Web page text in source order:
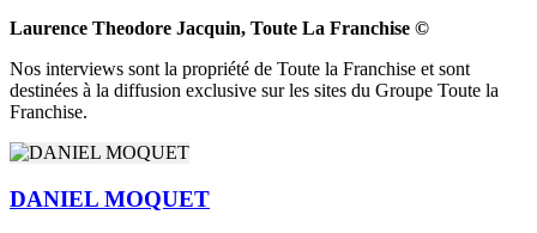
Laurence Theodore Jacquin, Toute La Franchise ©
Nos interviews sont la propriété de Toute la Franchise et sont
destinées à la diffusion exclusive sur les sites du Groupe Toute la
Franchise.
DANIEL MOQUET